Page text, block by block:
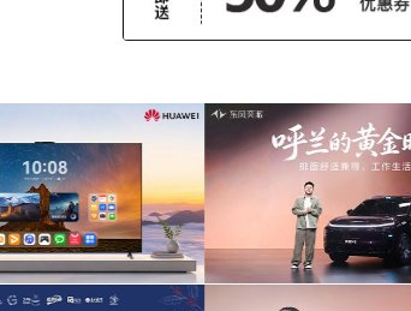
ecstatic (1)
令人兴奋 (1)
童话故事
Fanfare (1)
棒极了